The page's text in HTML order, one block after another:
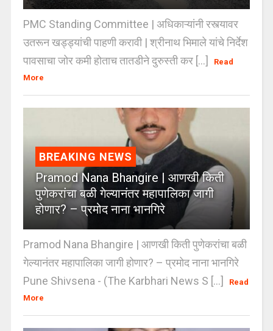
PMC Standing Committee | अधिकाऱ्यांनी रस्त्यावर
उतरून खड्ड्यांची पाहणी करावी | श्रीनाथ भिमाले यांचे निर्देश
पावसाचा जोर कमी होताच तातडीने दुरुस्ती कर [...]
Read
More
BREAKING NEWS
Pramod Nana Bhangire | आणखी किती
पुणेकरांचा बळी गेल्यानंतर महापालिका जागी
होणार? – प्रमोद नाना भानगिरे
Pramod Nana Bhangire | आणखी किती पुणेकरांचा बळी
गेल्यानंतर महापालिका जागी होणार? – प्रमोद नाना भानगिरे
Pune Shivsena - (The Karbhari News S [...]
Read
More